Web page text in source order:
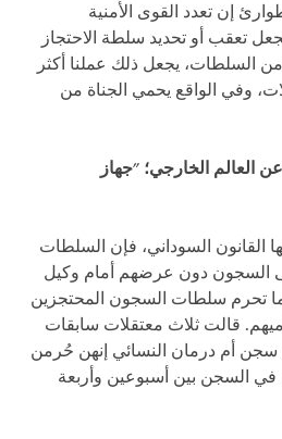
إن تعدد القوى الأمنية
تعقب أو تحديد سلطة الاحتجاز
السلطات، يجعل ذلك عملنا أكثر
وفي الواقع يحمي الجناة من
العالم الخارجي؛ "جهاز
القانون السوداني، فإن السلطات
السجون دون عرضهم أمام وكيل
تحرم سلطات السجون المحتجزين
قالت ثلاث معتقلات سابقات
أم درمان النسائي إنهن حُرمن
في السجن بين أسبوعين وأربعة